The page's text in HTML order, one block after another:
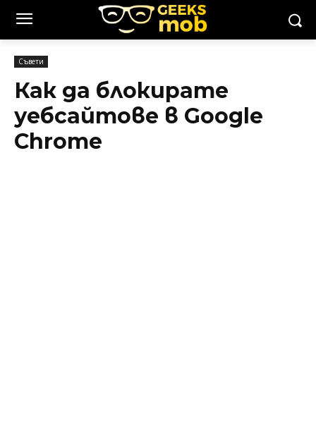
Съвети
Как да блокирате
уебсайтове в Google
Chrome